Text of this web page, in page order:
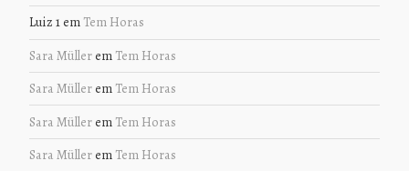
Luiz 1em Tem Horas
Sara Müllerem Tem Horas
Sara Müllerem Tem Horas
Sara Müllerem Tem Horas
Sara Müllerem Tem Horas